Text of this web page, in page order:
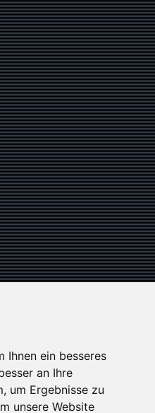
Ihnen ein besseres
an Ihre
um Ergebnisse zu
unsere Website